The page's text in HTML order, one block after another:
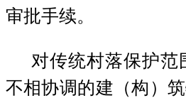
审批手续。
对传统村落保护
不相协调的建（构）